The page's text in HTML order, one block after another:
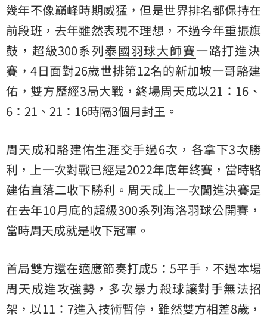
幾年不像巔峰時期威猛，但是世界排名都保持在
前段班，去年雖然表現不理想，不過今年重振旗
鼓，超級300系列泰國羽球大師賽一路打進決
賽，4日面對26歲世排第12名的新加坡一哥駱建
佑 ，雙方歷經3局大戰，終場周天成以21：16、
6：21、21：16時隔3個月封王。
周天成和駱建佑生涯交手過6次，各拿下3次勝
利，上一次對戰已經是2022年底年終賽，當時駱
建佑直落二收下勝利。周天成上一次闖進決賽是
在去年10月底的超級300系列海洛羽球公開賽，
當時周天成就是收下冠軍。
首局雙方還在適應節奏打成5：5平手，不過本場
周天成進攻強勢，多次暴力殺球讓對手無法招
架，以11：7進入技術暫停，雖然雙方相差8歲，